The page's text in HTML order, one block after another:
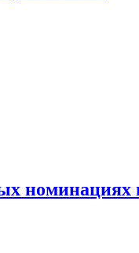
номинациях